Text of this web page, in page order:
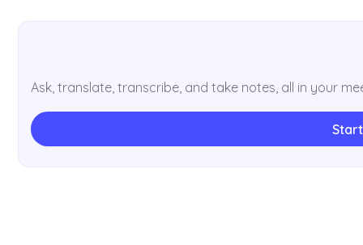
Ask, translate, transcribe, and take notes, all in your